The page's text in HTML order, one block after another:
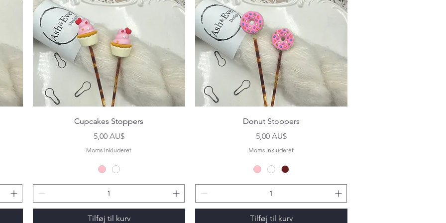
Hurtigvisning
Cupcakes Stoppers
Pris
5,00 AU$
Moms Inkluderet
Tilføj til kurv
Hurtigvisning
Donut Stoppers
Pris
5,00 AU$
Moms Inkluderet
Tilføj til kurv